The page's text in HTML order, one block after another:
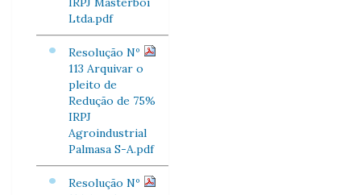
Ltda.pdf
Resolução Nº
113 Arquivar o
pleito de
Redução de 75%
IRPJ
Agroindustrial
Palmasa S-A.pdf
Resolução Nº